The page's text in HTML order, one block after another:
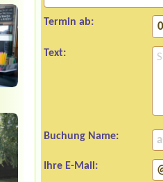
Termin ab:
Text:
Buchung Name:
Ihre E-Mail: